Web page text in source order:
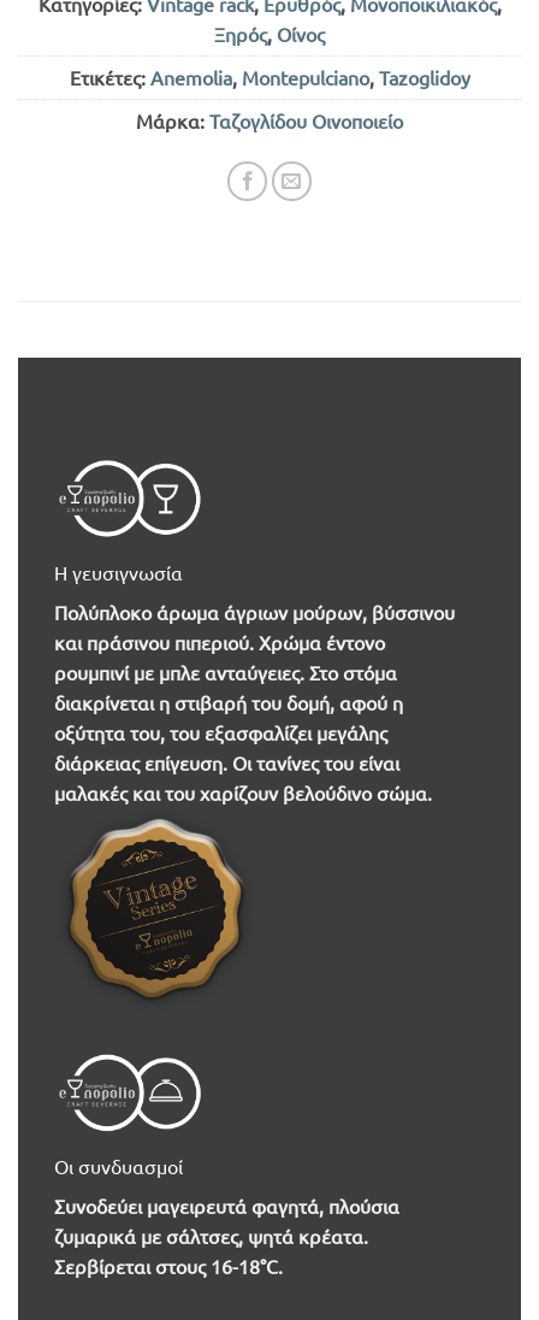
Ξηρός, Οίνος
Ετικέτες: Anemolia, Montepulciano, Tazoglidoy
Μάρκα: Ταζογλίδου Οινοποιείο
Η γευσιγνωσία
Πολύπλοκο άρωμα άγριων μούρων, βύσσινου
και πράσινου πιπεριού. Χρώμα έντονο
ρουμπινί με μπλε ανταύγειες. Στο στόμα
διακρίνεται η στιβαρή του δομή, αφού η
οξύτητα του, του εξασφαλίζει μεγάλης
διάρκειας επίγευση. Οι τανίνες του είναι
μαλακές και του χαρίζουν βελούδινο σώμα.
Οι συνδυασμοί
Συνοδεύει μαγειρευτά φαγητά, πλούσια
ζυμαρικά με σάλτσες, ψητά κρέατα.
Σερβίρεται στους 16-18°C.